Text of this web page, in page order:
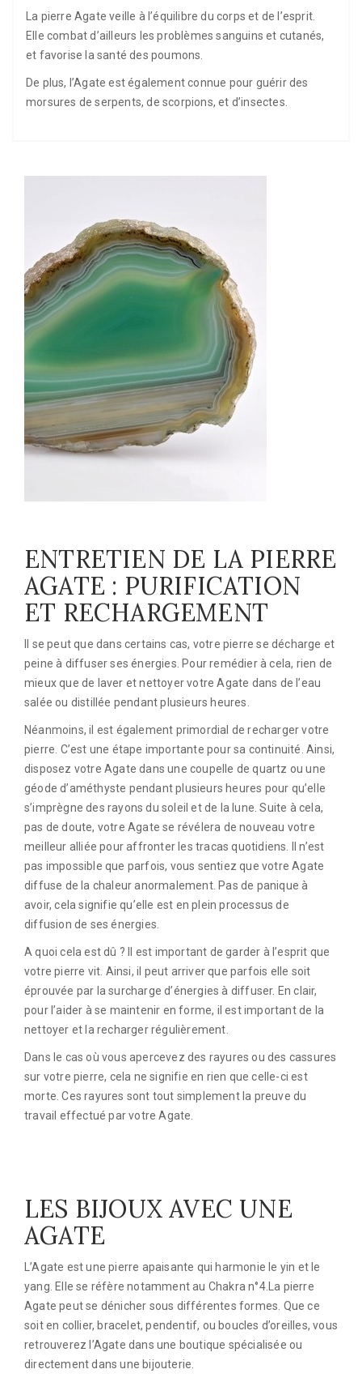
La pierre Agate veille à l’équilibre du corps et de l’esprit.
Elle combat d’ailleurs les problèmes sanguins et cutanés,
et favorise la santé des poumons.
De plus, l’Agate est également connue pour guérir des
morsures de serpents, de scorpions, et d’insectes.
ENTRETIEN DE LA PIERRE
AGATE : PURIFICATION
ET RECHARGEMENT
Il se peut que dans certains cas, votre pierre se décharge et
peine à diffuser ses énergies. Pour remédier à cela, rien de
mieux que de laver et nettoyer votre Agate dans de l’eau
salée ou distillée pendant plusieurs heures.
Néanmoins, il est également primordial de recharger votre
pierre. C’est une étape importante pour sa continuité. Ainsi,
disposez votre Agate dans une coupelle de quartz ou une
géode d’améthyste pendant plusieurs heures pour qu’elle
s’imprègne des rayons du soleil et de la lune. Suite à cela,
pas de doute, votre Agate se révélera de nouveau votre
meilleur alliée pour affronter les tracas quotidiens. Il n’est
pas impossible que parfois, vous sentiez que votre Agate
diffuse de la chaleur anormalement. Pas de panique à
avoir, cela signifie qu’elle est en plein processus de
diffusion de ses énergies.
A quoi cela est dû ? Il est important de garder à l’esprit que
votre pierre vit. Ainsi, il peut arriver que parfois elle soit
éprouvée par la surcharge d’énergies à diffuser. En clair,
pour l’aider à se maintenir en forme, il est important de la
nettoyer et la recharger régulièrement.
Dans le cas où vous apercevez des rayures ou des cassures
sur votre pierre, cela ne signifie en rien que celle-ci est
morte. Ces rayures sont tout simplement la preuve du
travail effectué par votre Agate.
LES BIJOUX AVEC UNE
AGATE
L’Agate est une pierre apaisante qui harmonie le yin et le
yang. Elle se réfère notamment au Chakra n°4.La pierre
Agate peut se dénicher sous différentes formes. Que ce
soit en collier, bracelet, pendentif, ou boucles d’oreilles, vous
retrouverez l’Agate dans une boutique spécialisée ou
directement dans une bijouterie.